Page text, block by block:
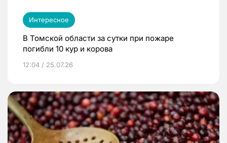
Интересное
В Томской области за сутки при пожаре
погибли 10 кур и корова
12:04 / 25.07.26